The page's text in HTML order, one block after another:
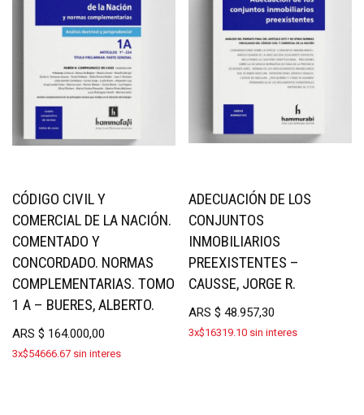
CÓDIGO CIVIL Y
COMERCIAL DE LA NACIÓN.
COMENTADO Y
CONCORDADO. NORMAS
COMPLEMENTARIAS. TOMO
1 A – BUERES, ALBERTO.
ARS $ 164.000,00
3x$54666.67 sin interes
ADECUACIÓN DE LOS
CONJUNTOS
INMOBILIARIOS
PREEXISTENTES –
CAUSSE, JORGE R.
ARS$ 48.957,30
3x$16319.10 sin interes